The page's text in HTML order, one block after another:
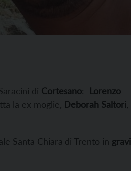
di Cortesano: Lorenzo
la ex moglie, Deborah Saltori
Santa Chiara di Trento in gravi